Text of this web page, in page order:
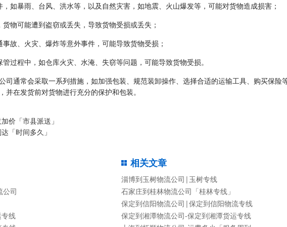
如暴雨、台风、洪水等，以及自然灾害，如地震、火山爆发等，可能对货物造成损害；
物可能遭到盗窃或丢失，导致货物受损或丢失；
故、火灾、爆炸等意外事件，可能导致货物受损；
过程中，如仓库火灾、水淹、失窃等问题，可能导致货物受损。
司通常会采取一系列措施，如加强包装、规范装卸操作、选择合适的运输工具、购买保险
在发货前对货物进行充分的保护和包装。
价「市县派送」
「时间多久」
公司
线
相关文章
淄博到玉树物流公司|玉树专线
石家庄到桂林物流公司「桂林专线」
保定到信阳物流公司|保定到信阳物流专线
保定到湘潭物流公司-保定到湘潭货运专线